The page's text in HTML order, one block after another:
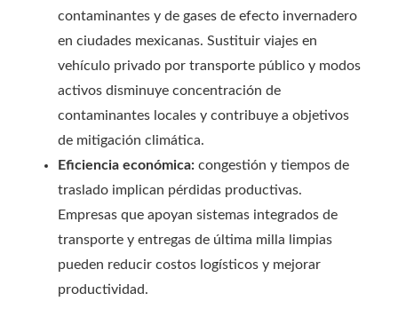
contaminantes y de gases de efecto invernadero
en ciudades mexicanas. Sustituir viajes en
vehículo privado por transporte público y modos
activos disminuye concentración de
contaminantes locales y contribuye a objetivos
de mitigación climática.
Eficiencia económica: congestión y tiempos de
traslado implican pérdidas productivas.
Empresas que apoyan sistemas integrados de
transporte y entregas de última milla limpias
pueden reducir costos logísticos y mejorar
productividad.